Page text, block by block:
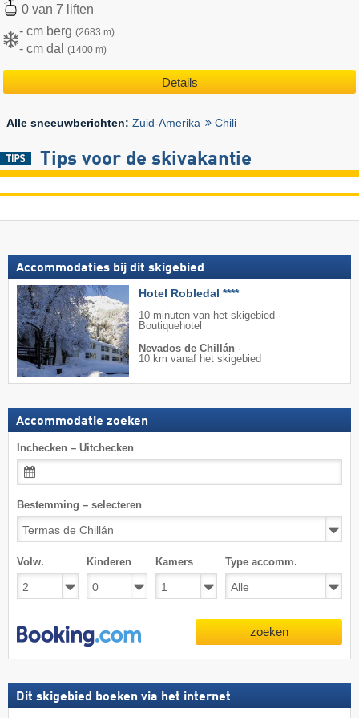
0 van 7 liften
- cm berg (2683 m)
- cm dal (1400 m)
Details
Alle sneeuwberichten: Zuid-Amerika Chili
Tips voor de skivakantie
Accommodaties bij dit skigebied
Hotel Robledal ****
10 minuten van het skigebied ·
Boutiquehotel
Nevados de Chillán ·
10 km vanaf het skigebied
Accommodatie zoeken
Inchecken – Uitchecken
Bestemming – selecteren
Volw. Kinderen Kamers Type accomm.
zoeken
Dit skigebied boeken via het internet